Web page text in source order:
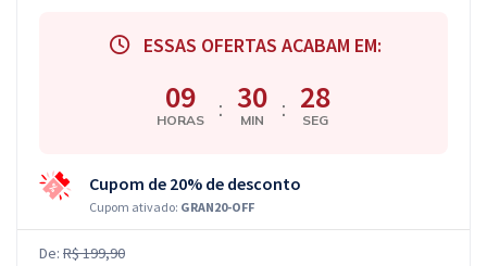
ESSAS OFERTAS ACABAM EM:
09
HORAS : 30
MIN : 27
SEG
Cupom de 20% de desconto
Cupom ativado: GRAN20-OFF
De: R$ 199,90